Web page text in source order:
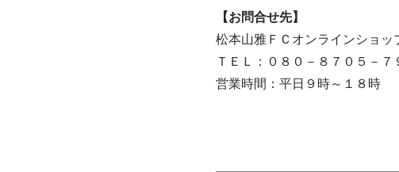
【お問合せ先】
松本山雅ＦＣオンラインショッ
ＴＥＬ：０８０－８７０５－７
営業時間：平日９時～１８時